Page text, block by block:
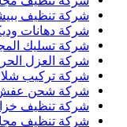
شركة تنظيف
شركة دهانات
شركة تسليك
شركة العزل
شركة تركيب
شركة شحن عفش
شركة تنظيف
شركة تنظيف